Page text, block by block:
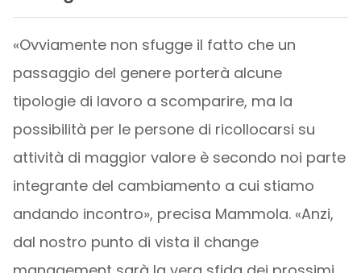
«Ovviamente non sfugge il fatto che un
passaggio del genere porterà alcune
tipologie di lavoro a scomparire, ma la
possibilità per le persone di ricollocarsi su
attività di maggior valore è secondo noi parte
integrante del cambiamento a cui stiamo
andando incontro», precisa Mammola. «Anzi,
dal nostro punto di vista il change